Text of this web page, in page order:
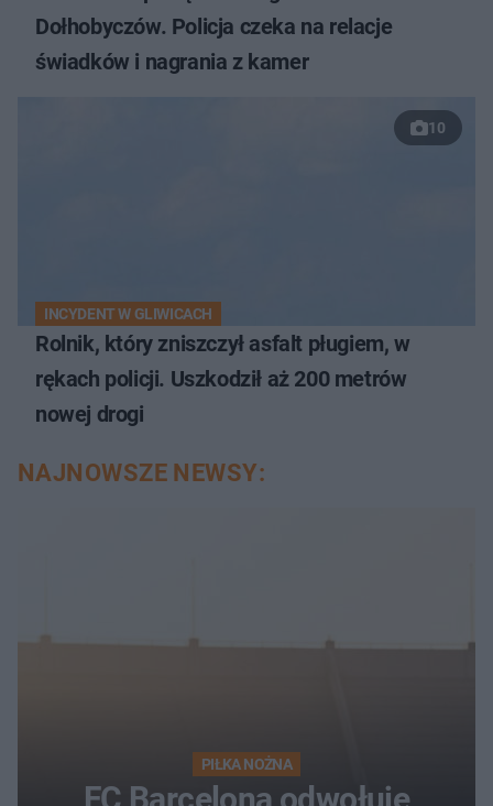
Dołhobyczów. Policja czeka na relacje
świadków i nagrania z kamer
10
INCYDENT W GLIWICACH
Rolnik, który zniszczył asfalt pługiem, w
rękach policji. Uszkodził aż 200 metrów
nowej drogi
NAJNOWSZE NEWSY:
PIŁKA NOŻNA